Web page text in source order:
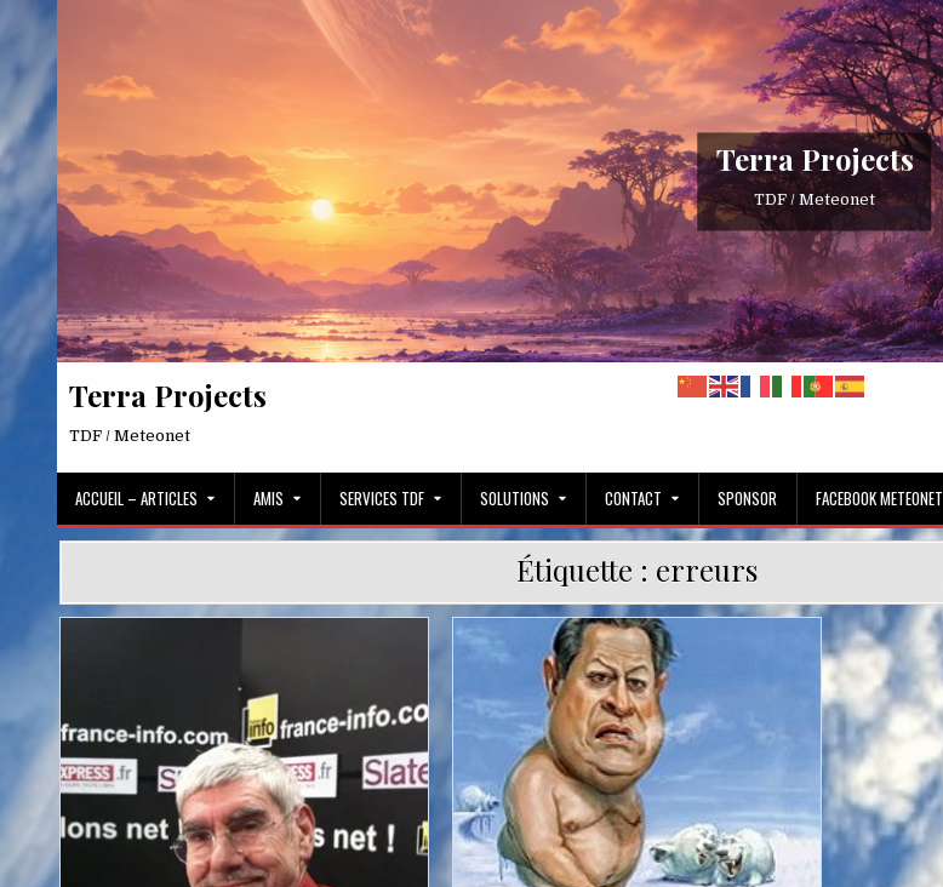
content
Terra Projects
TDF / Meteonet
Terra Projects
TDF / Meteonet
ACCUEIL – ARTICLES AMIS SERVICES TDF SOLUTIONS CONTACT SPONSOR FACEBOOK METEONET
Étiquette : erreurs
Posted
in